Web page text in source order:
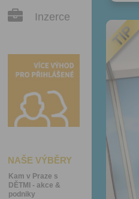
Inzerce
NAŠE VÝBĚRY
Kam v Praze s
DĚTMI - akce &
podniky